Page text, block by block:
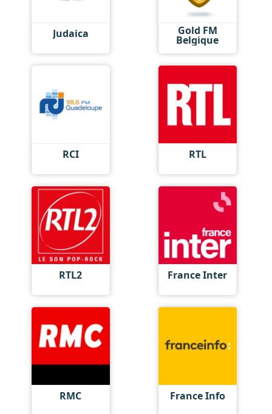
Judaica Gold FM
Belgique
RCI RTL
RTL2 France Inter
RMC France Info